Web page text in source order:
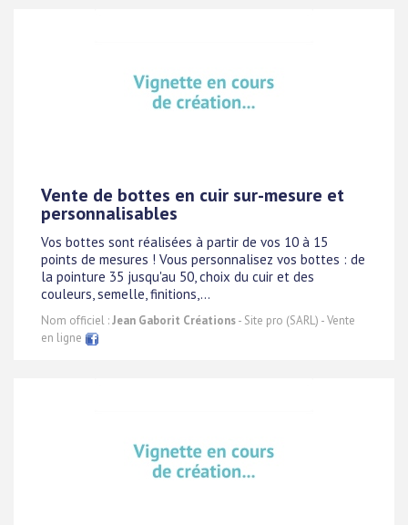
Vente de bottes en cuir sur-mesure et
personnalisables
Vos bottes sont réalisées à partir de vos 10 à 15
points de mesures ! Vous personnalisez vos bottes : de
la pointure 35 jusqu'au 50, choix du cuir et des
couleurs, semelle, finitions,...
Nom officiel :Jean Gaborit Créations- Site pro (SARL) - Vente
en ligne